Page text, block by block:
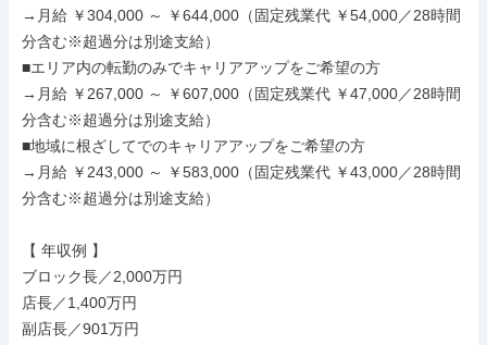
→月給 ￥304,000 ～ ￥644,000（固定残業代 ￥54,000／28時間
分含む※超過分は別途支給）
■エリア内の転勤のみでキャリアアップをご希望の方
→月給 ￥267,000 ～ ￥607,000（固定残業代 ￥47,000／28時間
分含む※超過分は別途支給）
■地域に根ざしてでのキャリアアップをご希望の方
→月給 ￥243,000 ～ ￥583,000（固定残業代 ￥43,000／28時間
分含む※超過分は別途支給）
【 年収例 】
ブロック長／2,000万円
店長／1,400万円
副店長／901万円